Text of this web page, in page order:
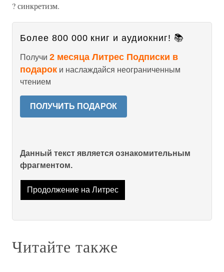
? синкретизм.
Более 800 000 книг и аудиокниг! 📚
Получи 2 месяца Литрес Подписки в
подарок и наслаждайся неограниченным
чтением
ПОЛУЧИТЬ ПОДАРОК
Данный текст является ознакомительным
фрагментом.
Продолжение на Литрес
Читайте также